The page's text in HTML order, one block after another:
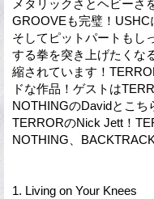
メタリックさとヘビーさ
GROOVEも完璧！USHC
そしてピットパートもし
する拳を突き上げたくな
縮されています！
ドな作品！ゲストは
NOTHINGのDavidとこち
TERRORのNick Jett！
NOTHING、
1. Living on Your Knees